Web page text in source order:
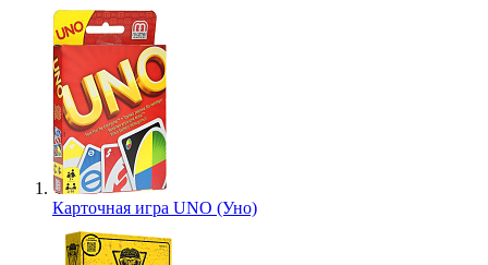
Карточная игра UNO (Уно)